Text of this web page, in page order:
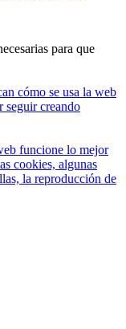
para que
cómo se usa la web
seguir creando
funcione lo mejor
cookies, algunas
la reproducción de